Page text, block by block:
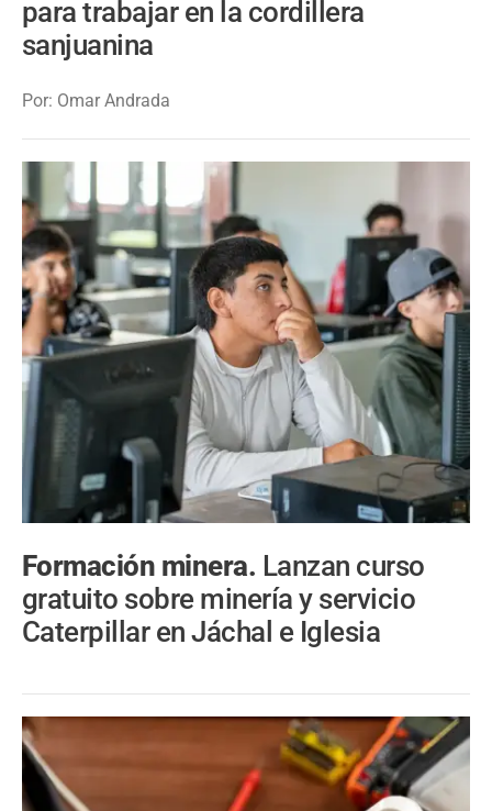
para trabajar en la cordillera
sanjuanina
Por: Omar Andrada
Formación minera. Lanzan curso
gratuito sobre minería y servicio
Caterpillar en Jáchal e Iglesia